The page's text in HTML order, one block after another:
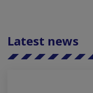
Latest news